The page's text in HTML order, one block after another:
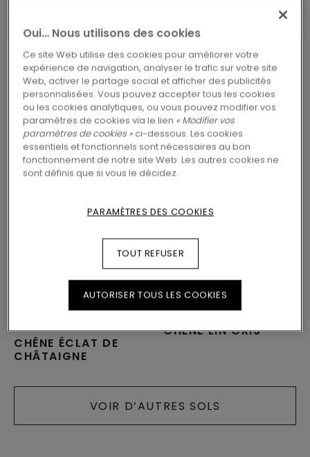
SOLS STRATIFIÉS CHAMBRE
CHÊNE ÉCLAT DE
CHÂTAIGNE
LILLEHAMMER PRO UC
CHÊNE LIN GRIS
SOL STRATIFIÉ
L0371-08474
VOIR D’AUTRES SOLS
Oui… Nous utilisons des cookies
Ce site Web utilise des cookies pour améliorer votre
expérience de navigation, analyser le trafic sur votre site
Web, activer le partage social et afficher des publicités
personnalisées. Vous pouvez accepter tous les cookies
ou les cookies analytiques, ou vous pouvez modifier vos
paramètres de cookies via le lien « Modifier vos
paramètres de cookies » ci-dessous. Les cookies
essentiels et fonctionnels sont nécessaires au bon
fonctionnement de notre site Web. Les autres cookies ne
sont définis que si vous le décidez.
PARAMÈTRES DES COOKIES
TOUT REFUSER
AUTORISER TOUS LES COOKIES